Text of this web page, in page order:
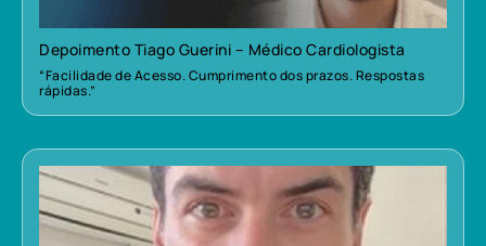
Depoimento Tiago Guerini – Médico Cardiologista
“Facilidade de Acesso. Cumprimento dos prazos. Respostas
rápidas.”